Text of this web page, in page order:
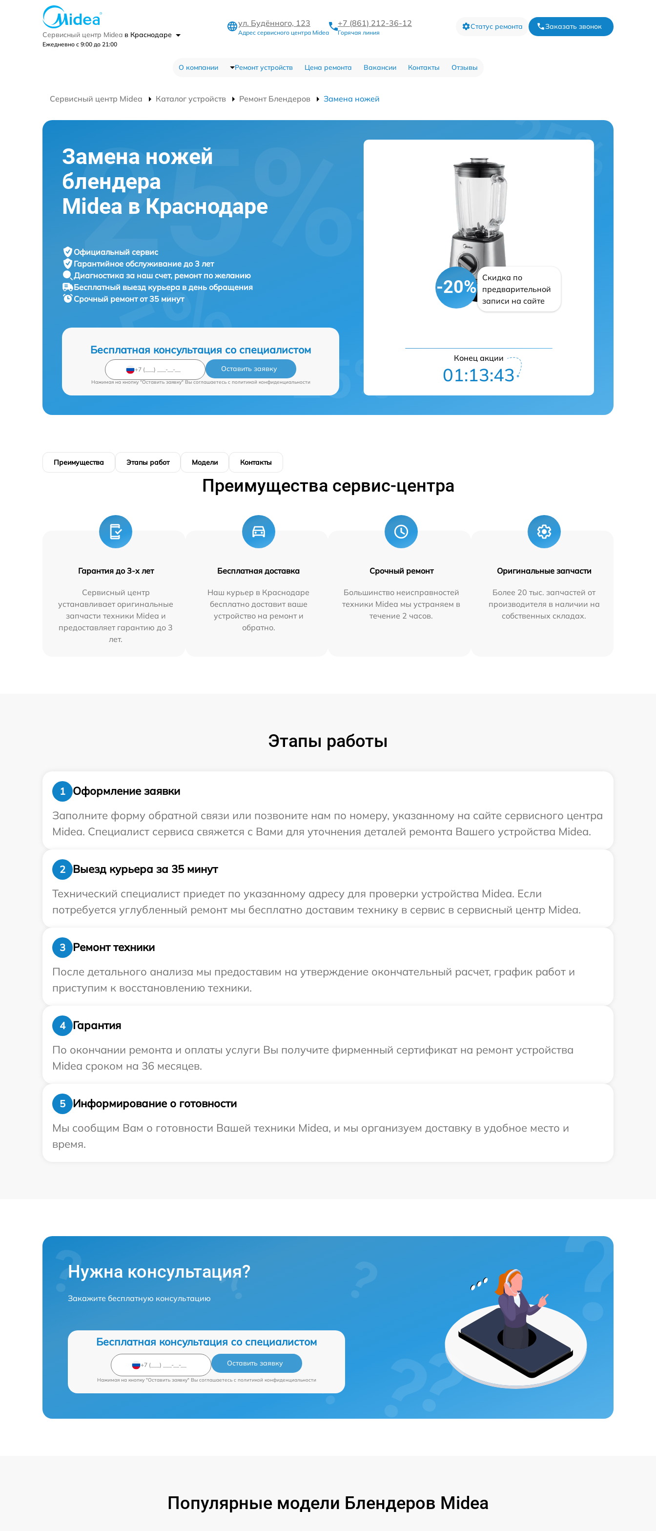
Сервисный центр Midea в Краснодаре
Ежедневно с 9:00 до 21:00
ул. Будённого, 123
Адрес сервисного центра Midea
+7 (861) 212-36-12
Горячая линия
Статус ремонта Заказать звонок
О компании Ремонт устройств Цена ремонта Вакансии Контакты Отзывы
Сервисный центр Midea Каталог устройств Ремонт Блендеров Замена ножей
Замена ножей
блендера
Midea в Краснодаре
Официальный сервис
Гарантийное обслуживание до 3 лет
Диагностика за наш счет, ремонт по желанию
Бесплатный выезд курьера в день обращения
Срочный ремонтот 35 минут
Бесплатная консультация со специалистом
Оставить заявку
Нажимая на кнопку "Оставить заявку" Вы соглашаетесь c политикой конфиденциальности
-20%
Скидка по
предварительной
записи на сайте
Конец акции
01:13:42
Преимущества Этапы работ Модели Контакты
Преимущества сервис-центра
Гарантия до 3-х лет
Сервисный центр
устанавливает оригинальные
запчасти техники Midea и
предоставляет гарантию до 3
лет.
Бесплатная доставка
Наш курьер в Краснодаре
бесплатно доставит ваше
устройство на ремонт и
обратно.
Срочный ремонт
Большинство неисправностей
техники Midea мы устраняем в
течение 2 часов.
Оригинальные запчасти
Более 20 тыс. запчастей от
производителя в наличии на
собственных складах.
Этапы работы
1
Оформление заявки
Заполните форму обратной связи или позвоните нам по номеру, указанному на сайте сервисного центра
Midea. Специалист сервиса свяжется с Вами для уточнения деталей ремонта Вашего устройства Midea.
2
Выезд курьера за 35 минут
Технический специалист приедет по указанному адресу для проверки устройства Midea. Если
потребуется углубленный ремонт мы бесплатно доставим технику в сервис в сервисный центр Midea.
3
Ремонт техники
После детального анализа мы предоставим на утверждение окончательный расчет, график работ и
приступим к восстановлению техники.
4
Гарантия
По окончании ремонта и оплаты услуги Вы получите фирменный сертификат на ремонт устройства
Midea сроком на 36 месяцев.
5
Информирование о готовности
Мы сообщим Вам о готовности Вашей техники Midea, и мы организуем доставку в удобное место и
время.
Нужна консультация?
Закажите бесплатную консультацию
Бесплатная консультация со специалистом
Оставить заявку
Нажимая на кнопку "Оставить заявку" Вы соглашаетесь c политикой конфиденциальности
Популярные модели Блендеров Midea